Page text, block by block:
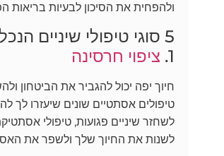
ולהפחית את הסיכון לבעיות בריאות
5 סוגי טיפולי שיניים הנכללים כאסתטיקה דנטלית
1. ציפוי חרסינה
חיוך יפה יכול להגביר את הביטחון
טיפולים אסתטיים שונים שיעזרו לך
לשחזר שיניים פגועות, טיפולי
לשנות את החיוך שלך ולשפר את